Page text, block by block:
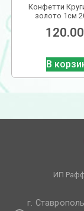
Конфетти
золото 1см
120.00
В
ИП
г.